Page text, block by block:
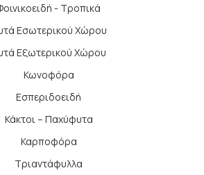
- Τροπικά
Εσωτερικού Χώρου
Εξωτερικού Χώρου
Κωνοφόρα
Εσπεριδοειδή
Κάκτοι – Παχύφυτα
Καρποφόρα
Τριαντάφυλλα